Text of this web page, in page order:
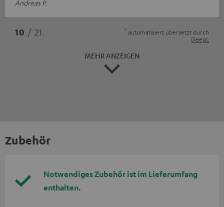
Andreas P.
10 / 21 * automatisiert übersetzt durch
DeepL
MEHR ANZEIGEN
Zubehör
Notwendiges Zubehör ist im Lieferumfang
enthalten.